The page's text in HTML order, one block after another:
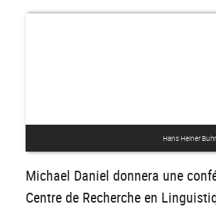
Hans Heiner
Michael Daniel donnera une
Centre de Recherche en